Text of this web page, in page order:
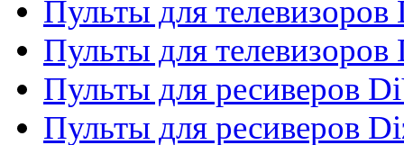
Пульты для
Пульты для телевизоров
Пульты для ресиверов
Пульты для ресиверов